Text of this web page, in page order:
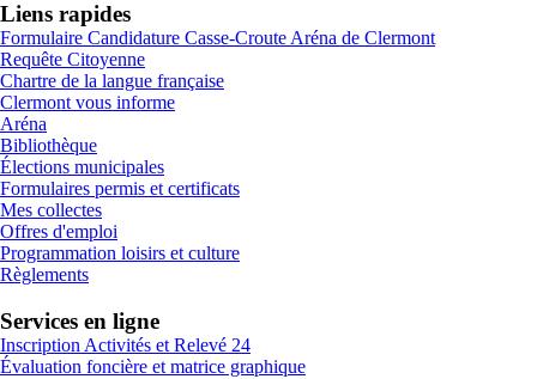
Liens rapides
Formulaire Candidature Casse-Croute Aréna de Clermont
Requête Citoyenne
Chartre de la langue française
Clermont vous informe
Aréna
Bibliothèque
Élections municipales
Formulaires permis et certificats
Mes collectes
Offres d'emploi
Programmation loisirs et culture
Règlements
Services en ligne
Inscription Activités et Relevé 24
Évaluation foncière et matrice graphique